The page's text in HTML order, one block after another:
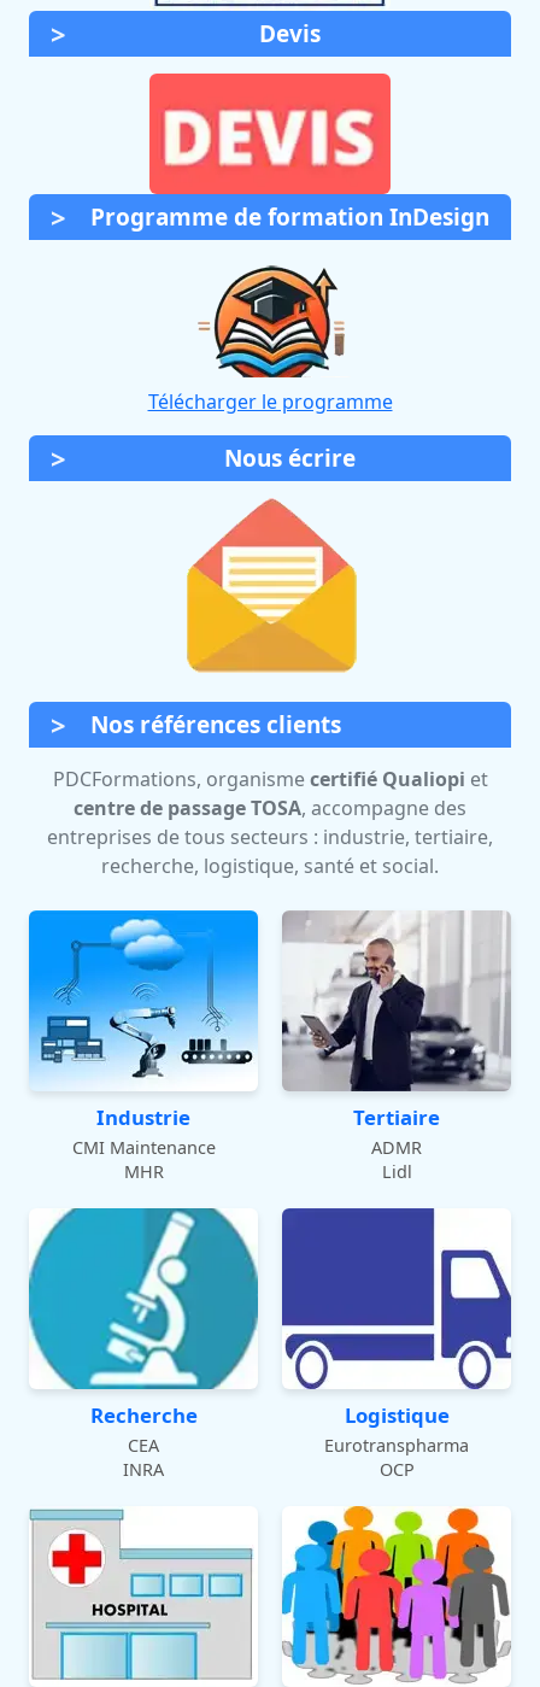
Devis
Programme de formation InDesign
Télécharger le programme
Nous écrire
Nos références clients
PDCFormations, organismecertifié Qualiopi et
centre de passage TOSA, accompagne des
entreprises de tous secteurs : industrie, tertiaire,
recherche, logistique, santé et social.
Industrie
CMI Maintenance
MHR
Tertiaire
ADMR
Lidl
Recherche
CEA
INRA
Logistique
Eurotranspharma
OCP